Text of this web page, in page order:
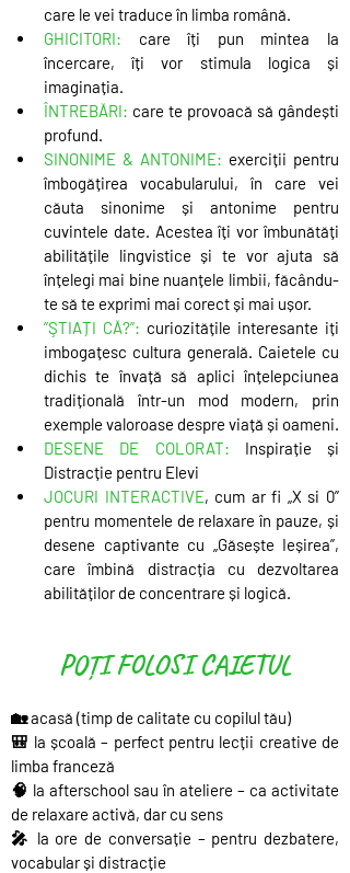
care le vei traduce în limba română.
GHICITORI: care îți pun mintea la
încercare, îți vor stimula logica și
imaginația.
ÎNTREBĂRI: care te provoacă să gândești
profund.
SINONIME & ANTONIME: exerciții pentru
îmbogățirea vocabularului, în care vei
căuta sinonime și antonime pentru
cuvintele date. Acestea îți vor îmbunătăți
abilitățile lingvistice și te vor ajuta să
înțelegi mai bine nuanțele limbii, făcându-
te să te exprimi mai corect și mai ușor.
”ŞTIAȚI CĂ?”: curiozitățile interesante iți
imbogațesc cultura generală. Caietele cu
dichis te învață să aplici înțelepciunea
tradițională într-un mod modern, prin
exemple valoroase despre viață și oameni.
DESENE DE COLORAT: Inspirație și
Distracție pentru Elevi
JOCURI INTERACTIVE, cum ar fi „X si 0”
pentru momentele de relaxare în pauze, și
desene captivante cu „Găsește Ieșirea”,
care îmbină distracția cu dezvoltarea
abilităților de concentrare și logică.
POȚI FOLOSI CAIETUL
🏡 acasă (timp de calitate cu copilul tău)
🎒 la școală – perfect pentru lecții creative de
limba franceză
🧠 la afterschool sau în ateliere – ca activitate
de relaxare activă, dar cu sens
🎤 la ore de conversație – pentru dezbatere,
vocabular și distracție